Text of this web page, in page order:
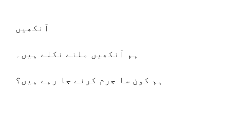
آنکھیں
ہم آنکھیں ملنے نکلے ہیں۔
ہم کون سا جرم کرنے جا رہے ہیں؟